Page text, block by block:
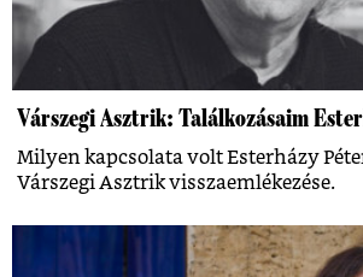
Várszegi Asztrik: Találkozásaim
Milyen kapcsolata volt Esterházy
Várszegi Asztrik visszaemlékezése.